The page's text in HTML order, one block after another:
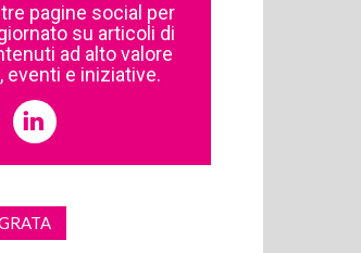
pagine social per
su articoli di
ad alto valore
eventi e iniziative.